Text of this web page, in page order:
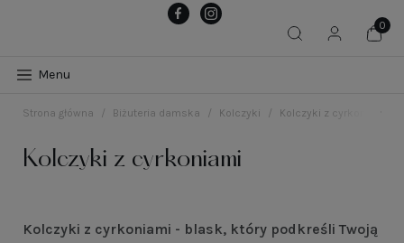
Menu
Strona główna Biżuteria damska Kolczyki Kolczyki z cyrkoniami
Kolczyki z cyrkoniami
Kolczyki z cyrkoniami - blask, który podkreśli Twoją